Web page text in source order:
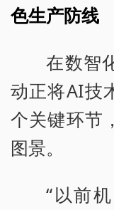
色生产防线
在数智
动正将AI技
个关键环节
图景。
“以前